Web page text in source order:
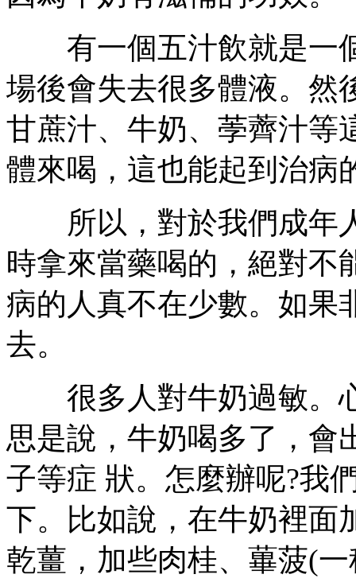
有一個五汁飲就是一
場後會失去很多體液。然
甘蔗汁、牛奶、荸薺汁等
體來喝，這也能起到治病
所以，對於我們成年
時拿來當藥喝的，絕對不
病的人真不在少數。如果
去。
很多人對牛奶過敏。
思是說，牛奶喝多了，會
子等症 狀。怎麼辦呢?我
下。比如說，在牛奶裡面
乾薑，加些肉桂、蓽菠(